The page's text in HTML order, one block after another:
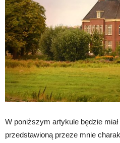
W poniższym artykule będzie
przedstawioną przeze mnie